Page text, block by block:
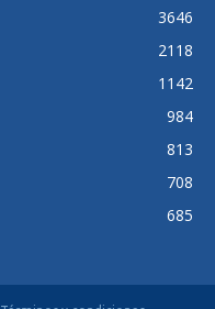
3646
2118
1142
984
813
708
685